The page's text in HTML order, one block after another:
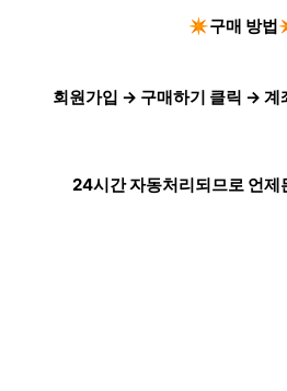
✴️구매 방
회원가입 → 구매하기 클릭 →
24시간 자동처리되므로 언제